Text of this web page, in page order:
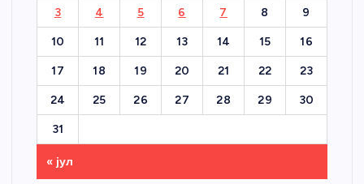
3 4 5 6 7 8 9
10 11 12 13 14 15 16
17 18 19 20 21 22 23
24 25 26 27 28 29 30
31
« јул